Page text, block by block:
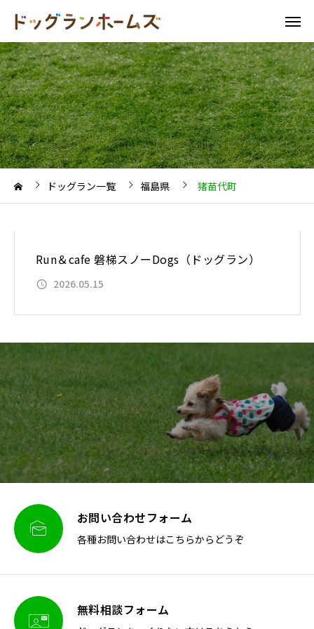
ドッグラン一覧 福島県 猪苗代町
Run＆cafe 磐梯スノーDogs（ドッグラン）
2026.05.15
 お問い合わせフォーム
各種お問い合わせはこちらからどうぞ
 無料相談フォーム